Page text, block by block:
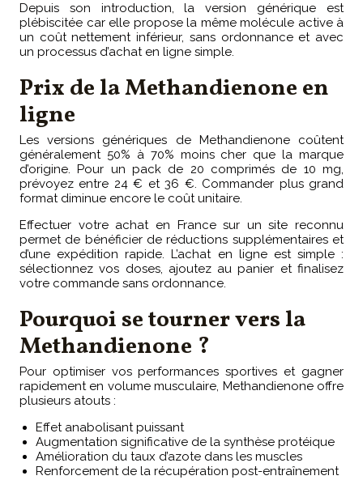
Depuis son introduction, la version générique est
plébiscitée car elle propose la même molécule active à
un coût nettement inférieur, sans ordonnance et avec
un processus d’achat en ligne simple.
Prix de la Methandienone en
ligne
Les versions génériques de Methandienone coûtent
généralement 50% à 70% moins cher que la marque
d’origine. Pour un pack de 20 comprimés de 10 mg,
prévoyez entre 24 € et 36 €. Commander plus grand
format diminue encore le coût unitaire.
Effectuer votre achat en France sur un site reconnu
permet de bénéficier de réductions supplémentaires et
d’une expédition rapide. L’achat en ligne est simple :
sélectionnez vos doses, ajoutez au panier et finalisez
votre commande sans ordonnance.
Pourquoi se tourner vers la
Methandienone ?
Pour optimiser vos performances sportives et gagner
rapidement en volume musculaire, Methandienone offre
plusieurs atouts :
Effet anabolisant puissant
Augmentation significative de la synthèse protéique
Amélioration du taux d’azote dans les muscles
Renforcement de la récupération post-entraînement